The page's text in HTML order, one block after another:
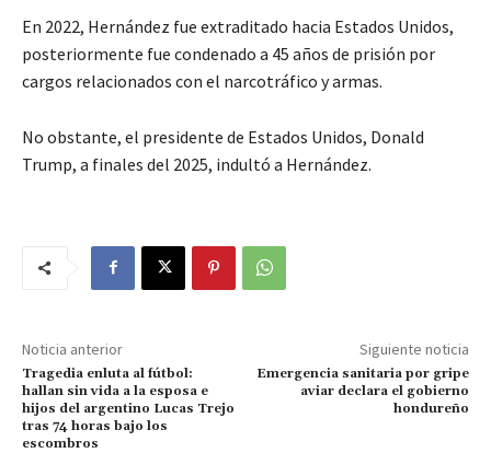
En 2022, Hernández fue extraditado hacia Estados Unidos,
posteriormente fue condenado a 45 años de prisión por
cargos relacionados con el narcotráfico y armas.
No obstante, el presidente de Estados Unidos, Donald
Trump, a finales del 2025, indultó a Hernández.
Noticia anterior
Tragedia enluta al fútbol:
hallan sin vida a la esposa e
hijos del argentino Lucas Trejo
tras 74 horas bajo los
escombros
Siguiente noticia
Emergencia sanitaria por gripe
aviar declara el gobierno
hondureño